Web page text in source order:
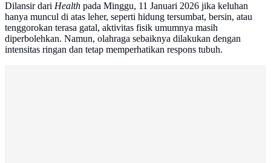
Dilansir dari Health pada Minggu, 11 Januari 2026 jika keluhan
hanya muncul di atas leher, seperti hidung tersumbat, bersin, atau
tenggorokan terasa gatal, aktivitas fisik umumnya masih
diperbolehkan. Namun, olahraga sebaiknya dilakukan dengan
intensitas ringan dan tetap memperhatikan respons tubuh.